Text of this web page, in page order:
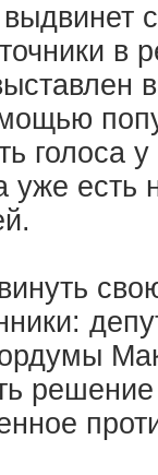
в
голоса
есть
решение